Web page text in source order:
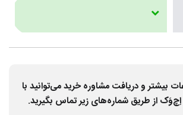
و دریافت مشاوره خرید می‌توانید با
اِچ‌وَک از طریق شماره‌های زیر تماس بگیرید.